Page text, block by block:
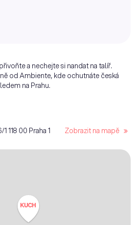
a nechejte si nandat na talíř.
od Ambiente, kde ochutnáte česká
na Prahu.
118 00 Praha 1 Zobrazit na mapě
KUCH